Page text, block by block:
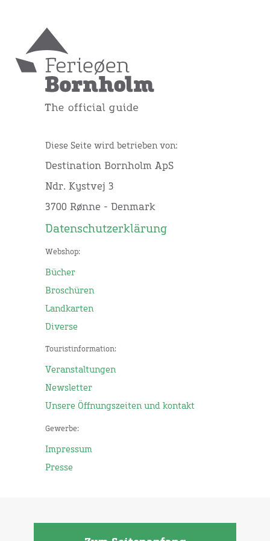
Diese Seite wird betrieben von:
Destination Bornholm ApS
Ndr. Kystvej 3
3700 Rønne - Denmark
Datenschutzerklärung
Webshop:
Bücher
Broschüren
Landkarten
Diverse
Touristinformation:
Veranstaltungen
Newsletter
Unsere Öffnungszeiten und kontakt
Gewerbe:
Impressum
Presse